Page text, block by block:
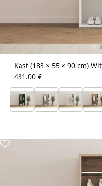
Kast (188 × 55 × 90 cm) Wit
431.00 €